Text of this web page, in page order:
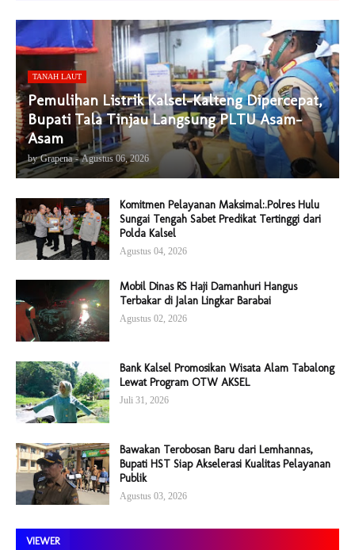
TANAH LAUT
Pemulihan Listrik Kalsel-Kalteng Dipercepat,
Bupati Tala Tinjau Langsung PLTU Asam-
Asam
by Grapena - Agustus 06, 2026
Komitmen Pelayanan Maksimal:.Polres Hulu
Sungai Tengah Sabet Predikat Tertinggi dari
Polda Kalsel
Agustus 04, 2026
Mobil Dinas RS Haji Damanhuri Hangus
Terbakar di Jalan Lingkar Barabai
Agustus 02, 2026
Bank Kalsel Promosikan Wisata Alam Tabalong
Lewat Program OTW AKSEL
Juli 31, 2026
Bawakan Terobosan Baru dari Lemhannas,
Bupati HST Siap Akselerasi Kualitas Pelayanan
Publik
Agustus 03, 2026
VIEWER